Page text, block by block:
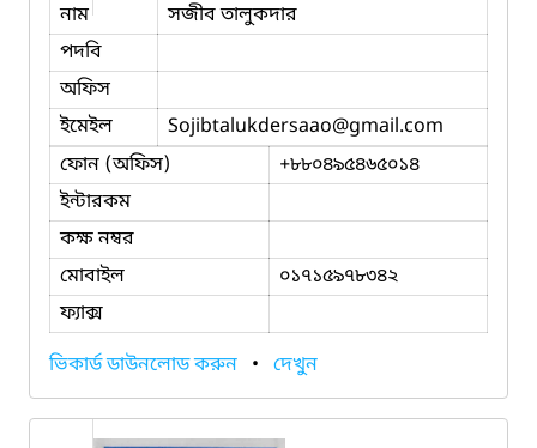
নাম
সজীব তালুকদার
পদবি
অফিস
ইমেইল
Sojibtalukdersaao@gmail.com
ফোন (অফিস)
+৮৮০৪৯৫৪৬৫০১৪
ইন্টারকম
কক্ষ নম্বর
মোবাইল
০১৭১৫৯৭৮৩৪২
ফ্যাক্স
ভিকার্ড ডাউনলোড করুন • দেখুন